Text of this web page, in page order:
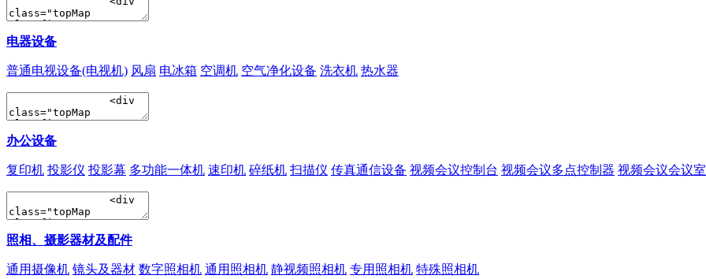
电器设备
普通电视设备(电视机) 风扇 电冰箱 空调机 空气净化设备 洗衣机 热水器
办公设备
复印机 投影仪 投影幕 多功能一体机 速印机 碎纸机 扫描仪 传真通信设备 视频会议控制台 视频会议多点控制器 视频会议会议
照相、摄影器材及配件
通用摄像机 镜头及器材 数字照相机 通用照相机 静视频照相机 专用照相机 特殊照相机